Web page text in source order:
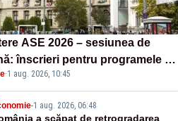
ASE 2026 – sesiunea de
înscrieri pentru programele de
masterat și doctorat
·1 aug. 2026, 10:45
-1 aug. 2026, 06:48
a scăpat de retrogradarea